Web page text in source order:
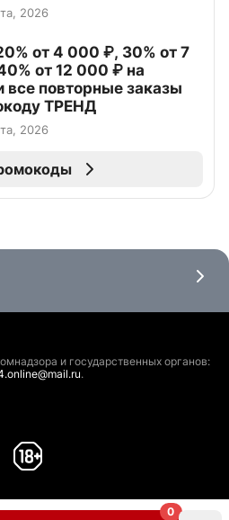
0
2026
от 4 000 ₽, 30% от 7
от 12 000 ₽ на
все повторные заказы
ТРЕНД
2026
и государственных органов:
.